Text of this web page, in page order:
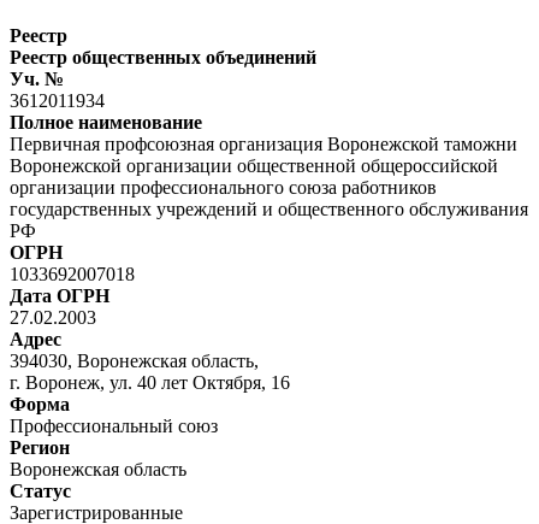
Реестр
Реестр общественных объединений
Уч. №
3612011934
Полное наименование
Первичная профсоюзная организация Воронежской таможни
Воронежской организации общественной общероссийской
организации профессионального союза работников
государственных учреждений и общественного обслуживания
РФ
ОГРН
1033692007018
Дата ОГРН
27.02.2003
Адрес
394030, Воронежская область,
г. Воронеж, ул. 40 лет Октября, 16
Форма
Профессиональный союз
Регион
Воронежская область
Статус
Зарегистрированные